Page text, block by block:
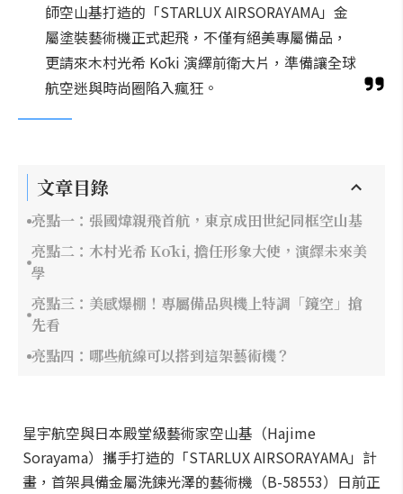
師空山基打造的「STARLUX AIRSORAYAMA」金
屬塗裝藝術機正式起飛，不僅有絕美專屬備品，
更請來木村光希 Kōki 演繹前衛大片，準備讓全球
航空迷與時尚圈陷入瘋狂。
文章目錄
亮點一：張國煒親飛首航，東京成田世紀同框空山基
亮點二：木村光希 Kōki, 擔任形象大使，演繹未來美
學
亮點三：美感爆棚！專屬備品與機上特調「鏡空」搶
先看
亮點四：哪些航線可以搭到這架藝術機？
星宇航空與日本殿堂級藝術家空山基（Hajime
Sorayama）攜手打造的「STARLUX AIRSORAYAMA」計
畫，首架具備金屬洗鍊光澤的藝術機（B-58553）日前正